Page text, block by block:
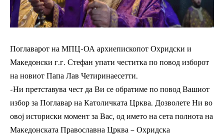
Поглаварот на МПЦ-ОА архиепископот Охридски и
Македонски г.г. Стефан упати честитка по повод изборот
на новиот Папа Лав Четиринаесетти.
-Ни претставува чест да Ви се обратиме по повод Вашиот
избор за Поглавар на Католичката Црква. Дозволете Ни во
овој историски момент за Вас, од името на сета полнота на
Македонската Православна Црква – Охридска